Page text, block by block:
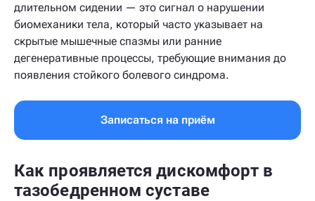
длительном сидении — это сигнал о нарушении
биомеханики тела, который часто указывает на
скрытые мышечные спазмы или ранние
дегенеративные процессы, требующие внимания до
появления стойкого болевого синдрома.
Записаться на приём
Как проявляется дискомфорт в
тазобедренном суставе